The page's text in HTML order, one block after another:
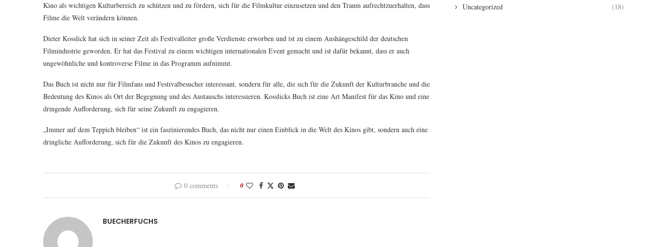
Kino als wichtigen Kulturbereich zu schützen und zu fördern, sich für die Filmkultur einzusetzen und den Traum aufrechtzuerhalten, dass
Filme die Welt verändern können.
Dieter Kosslick hat sich in seiner Zeit als Festivalleiter große Verdienste erworben und ist zu einem Aushängeschild der deutschen
Filmindustrie geworden. Er hat das Festival zu einem wichtigen internationalen Event gemacht und ist dafür bekannt, dass er auch
ungewöhnliche und kontroverse Filme in das Programm aufnimmt.
Das Buch ist nicht nur für Filmfans und Festivalbesucher interessant, sondern für alle, die sich für die Zukunft der Kulturbranche und die
Bedeutung des Kinos als Ort der Begegnung und des Austauschs interessieren. Kosslicks Buch ist eine Art Manifest für das Kino und eine
dringende Aufforderung, sich für seine Zukunft zu engagieren.
„Immer auf dem Teppich bleiben“ ist ein faszinierendes Buch, das nicht nur einen Einblick in die Welt des Kinos gibt, sondern auch eine
dringliche Aufforderung, sich für die Zukunft des Kinos zu engagieren.
0 comments 0
BUECHERFUCHS
Uncategorized (18)